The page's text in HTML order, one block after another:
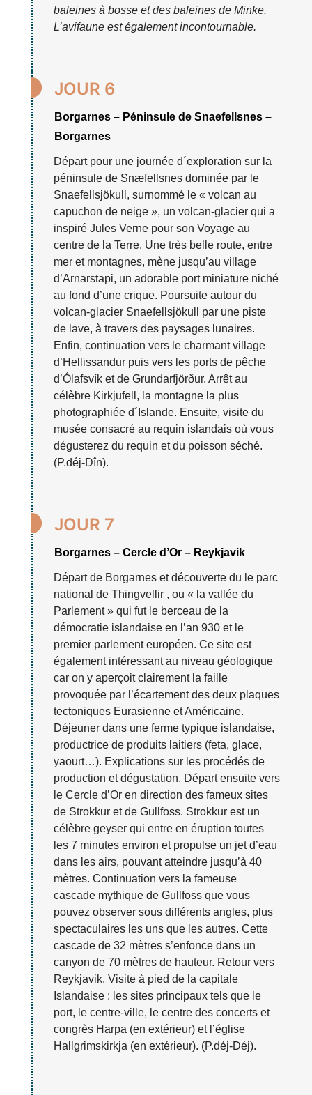
baleines à bosse et des baleines de Minke.
L’avifaune est également incontournable.
 JOUR 6
Borgarnes – Péninsule de Snaefellsnes –
Borgarnes
Départ pour une journée d´exploration sur la
péninsule de Snӕfellsnes dominée par le
Snaefellsjökull, surnommé le « volcan au
capuchon de neige », un volcan-glacier qui a
inspiré Jules Verne pour son Voyage au
centre de la Terre. Une très belle route, entre
mer et montagnes, mène jusqu’au village
d’Arnarstapi, un adorable port miniature niché
au fond d’une crique. Poursuite autour du
volcan-glacier Snaefellsjökull par une piste
de lave, à travers des paysages lunaires.
Enfin, continuation vers le charmant village
d’Hellissandur puis vers les ports de pêche
d’Ólafsvík et de Grundarfjörður. Arrêt au
célèbre Kirkjufell, la montagne la plus
photographiée d´Islande. Ensuite, visite du
musée consacré au requin islandais où vous
dégusterez du requin et du poisson séché.
(P.déj-Dîn).
 JOUR 7
Borgarnes – Cercle d’Or – Reykjavik
Départ de Borgarnes et découverte du le parc
national de Thingvellir , ou « la vallée du
Parlement » qui fut le berceau de la
démocratie islandaise en l’an 930 et le
premier parlement européen. Ce site est
également intéressant au niveau géologique
car on y aperçoit clairement la faille
provoquée par l’écartement des deux plaques
tectoniques Eurasienne et Américaine.
Déjeuner dans une ferme typique islandaise,
productrice de produits laitiers (feta, glace,
yaourt…). Explications sur les procédés de
production et dégustation. Départ ensuite vers
le Cercle d’Or en direction des fameux sites
de Strokkur et de Gullfoss. Strokkur est un
célèbre geyser qui entre en éruption toutes
les 7 minutes environ et propulse un jet d’eau
dans les airs, pouvant atteindre jusqu’à 40
mètres. Continuation vers la fameuse
cascade mythique de Gullfoss que vous
pouvez observer sous différents angles, plus
spectaculaires les uns que les autres. Cette
cascade de 32 mètres s’enfonce dans un
canyon de 70 mètres de hauteur. Retour vers
Reykjavik. Visite à pied de la capitale
Islandaise : les sites principaux tels que le
port, le centre-ville, le centre des concerts et
congrès Harpa (en extérieur) et l’église
Hallgrimskirkja (en extérieur). (P.déj-Déj).